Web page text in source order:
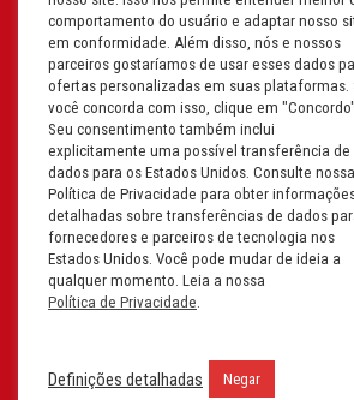
Therapark - Jundiaí - São Paulo
CEP: 13.213-087 | CNPJ:
61.193.496/0018-08
I.E: 407.642.800.114
Filial: Rua em Projeto G, 728 – Letra A
B C D
Tabuleiro do Martins – Maceió -
Alagoas
CEP. 57081-036 | CNPJ:
61.193.496/0014-76
Filial: Mavalerio, USA Inc.
comportamento do usuário e adaptar nosso
em conformidade. Além disso, nós e nossos
parceiros gostaríamos de usar esses dados
ofertas personalizadas em suas plataformas.
você concorda com isso, clique em
Seu consentimento também inclui
explicitamente uma possível transferência de
dados para os Estados Unidos. Consulte nossa
Política de Privacidade para obter
detalhadas sobre transferências de dados
fornecedores e parceiros de tecnologia nos
Estados Unidos. Você pode mudar de ideia a
qualquer momento. Leia a nossa
Política de Privacidade.
Definições detalhadas Negar